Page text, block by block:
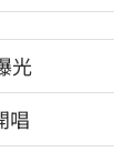
光
唱